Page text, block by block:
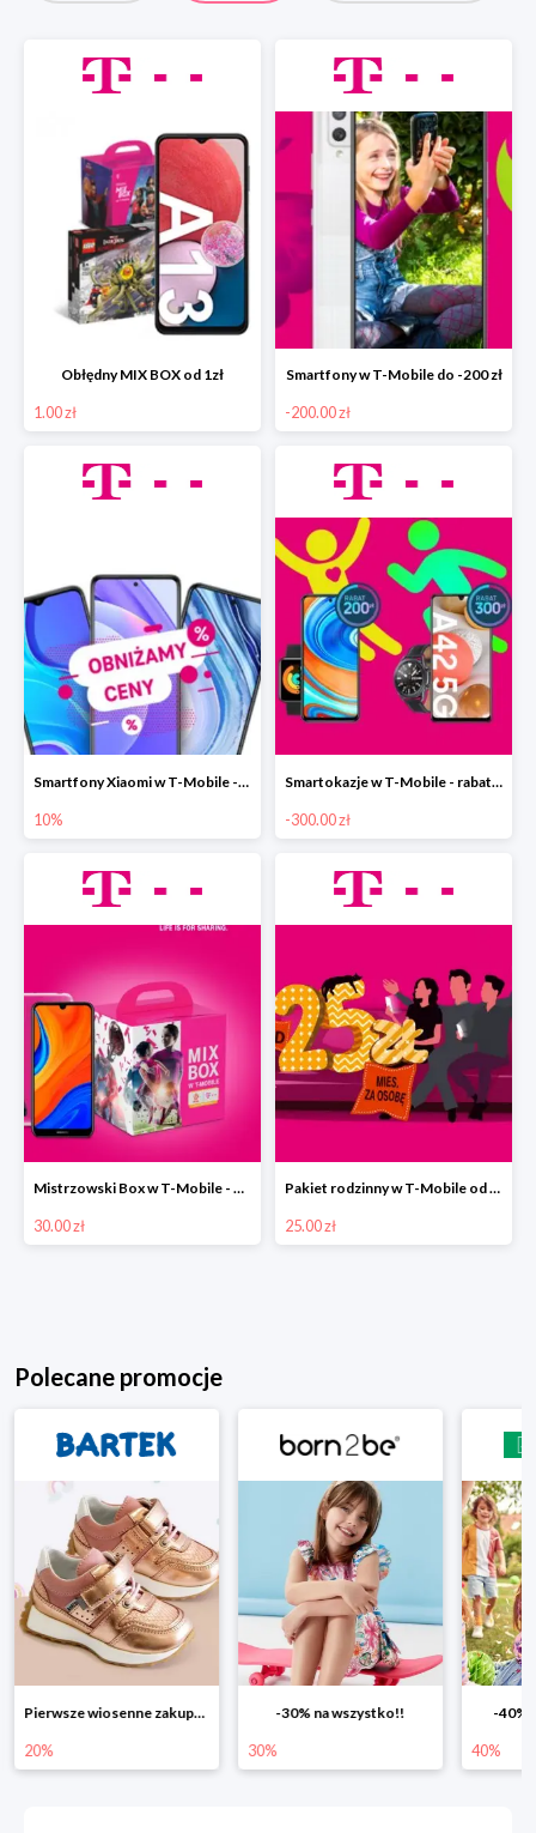
Obłędny MIX BOX od 1zł
1.00 zł
Smartfony w T-Mobile do -200 zł
-200.00 zł
Smartfony Xiaomi w T-Mobile -10%
10%
Smartokazje w T-Mobile - rabaty do -300 zł
-300.00 zł
Mistrzowski Box w T-Mobile - Mistrzowski Box od 30 zł.
30.00 zł
Pakiet rodzinny w T-Mobile od 25 zł. miesięcznie
25.00 zł
Polecane promocje
Pierwsze wiosenne zakupy -20%
20%
-30% na wszystko!!
30%
-40%
40%